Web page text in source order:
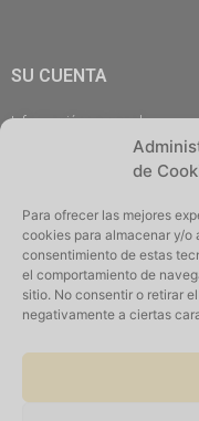
de
Para ofrecer las mejores
cookies para almacenar y/o
consentimiento de estas
el comportamiento de
sitio. No consentir o retirar
negativamente a ciertas
SU CUENTA
Información personal
Cerrar Sesión
Iniciar Sesión